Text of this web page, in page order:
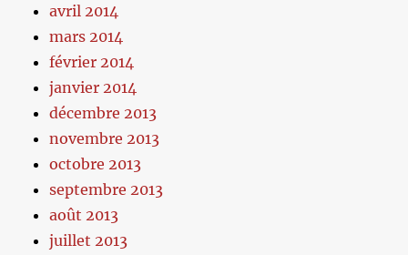
avril 2014
mars 2014
février 2014
janvier 2014
décembre 2013
novembre 2013
octobre 2013
septembre 2013
août 2013
juillet 2013